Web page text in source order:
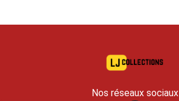
Nos réseaux sociaux